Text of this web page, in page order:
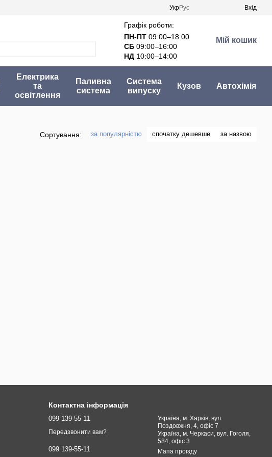
УкрРус Вхід
Графік роботи:
ПН-ПТ 09:00–18:00
СБ 09:00–16:00
НД 10:00–14:00
Мій кошик
Електрика
та
освітлення
Паливна
система
Система
випуску
Кузов Автохімія
Сортування: за популярністю спочатку дешевше за назвою
Контактна інформація
099 139-55-11
Передзвонити вам?
099 139-55-11
Україна, м. Харків, вул.
Поздовжня, 4, офіс 7
Україна, м. Черкаси, вул. Гоголя,
584, офіс 3
Мапа проїзду